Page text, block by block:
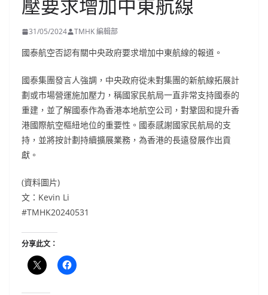
壓要求增加中東航線
31/05/2024 TMHK 編輯部
國泰航空否認有關中央政府要求增加中東航線的報道。
國泰集團發言人強調，中央政府從未對集團的新航線拓展計
劃或市場營運施加壓力，稱國家民航局一直非常支持國泰的
重建，並了解國泰作為香港本地航空公司，對鞏固和提升香
港國際航空樞紐地位的重要性。國泰感謝國家民航局的支
持，並將按計劃持續擴展業務，為香港的長遠發展作出貢
獻。
(資料圖片)
文：Kevin Li
#TMHK20240531
分享此文：